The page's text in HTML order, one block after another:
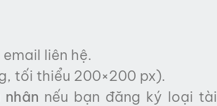
liên hệ.
tối thiểu 200×200 px).
nếu bạn đăng ký loại tài